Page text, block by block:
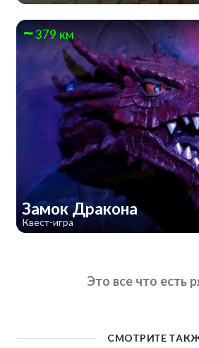
379 км
Замок Дракона
Квест-игра
Это все что есть
СМОТРИТЕ